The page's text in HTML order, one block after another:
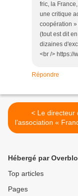
fric, la
une critique
coopération
(tout est dit
dizaines
<br /> https://
Répondre
< Le directeur de
l’association «
d’Asile »
Hébergé par
Top articles
Pages